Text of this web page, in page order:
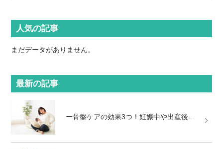
人気の記事
まだデータがありません。
最新の記事
ー骨盤ケアの効果3つ！妊娠中や出産後...